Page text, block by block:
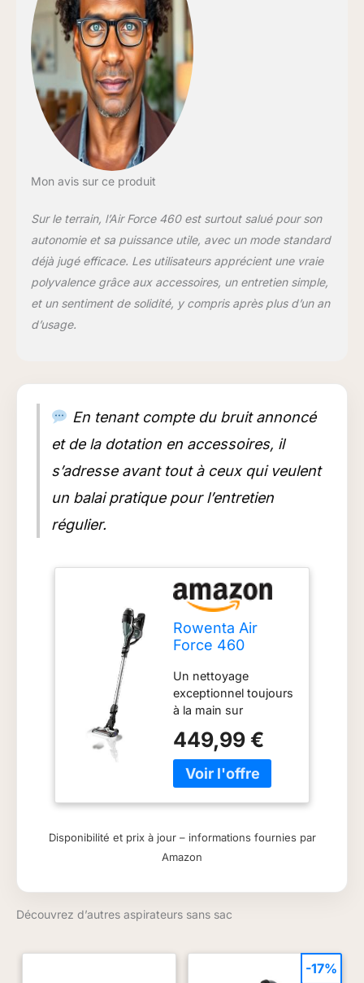
1 brosse pour canapé
et 1 mini brosse
électrique pour
enlever les poils
d'animaux Capacité
du réservoir à
poussière : 0,65 l
Mon avis sur ce produit
Sur le terrain, l’Air Force 460 est surtout salué pour son
autonomie et sa puissance utile, avec un mode standard
déjà jugé efficace. Les utilisateurs apprécient une vraie
polyvalence grâce aux accessoires, un entretien simple,
et un sentiment de solidité, y compris après plus d’un an
d’usage.
En tenant compte du bruit annoncé
et de la dotation en accessoires, il
s’adresse avant tout à ceux qui veulent
un balai pratique pour l’entretien
régulier.
Rowenta Air
Force 460
Noir, Vert –
Aspirateur
(sécher,
cyclonique,
cyclonique, 85
DB, sans sac,
0,4 L)
Un nettoyage
exceptionnel toujours
à la main sur
surface en un seul
clic La tête
d'aspiration Power
lumières LED pour
une meilleure visibilité
minutes de
449,99 €
Disponibilité et prix à jour – informations fournies par
Amazon
Découvrez d’autres aspirateurs sans sac
-17%